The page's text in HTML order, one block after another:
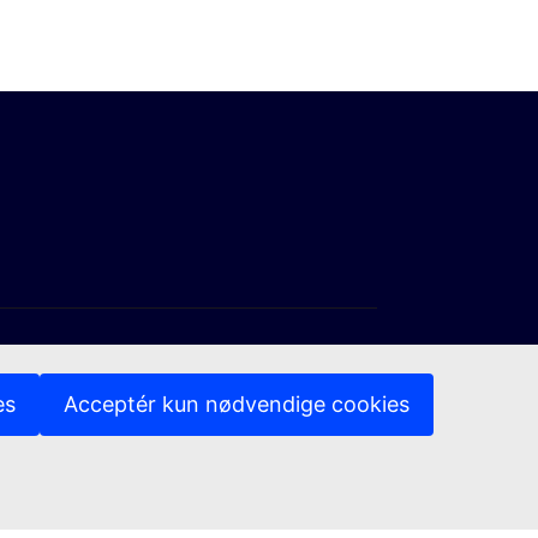
Acceptér kun nødvendige cookies